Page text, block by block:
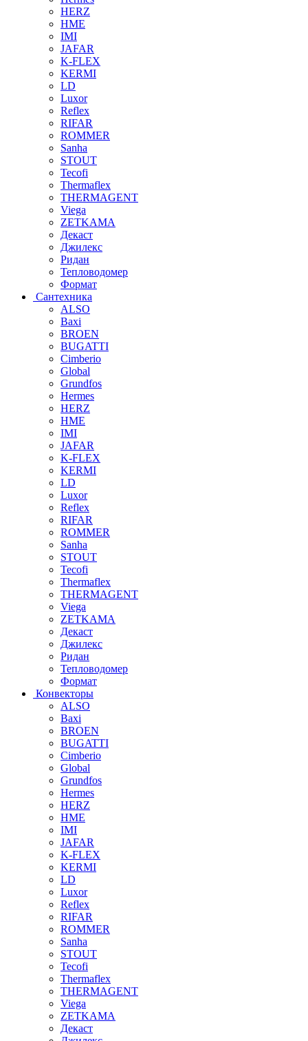
HERZ
HME
IMI
JAFAR
K-FLEX
KERMI
LD
Luxor
Reflex
RIFAR
ROMMER
Sanha
STOUT
Tecofi
Thermaflex
THERMAGENT
Viega
ZETKAMA
Декаст
Джилекс
Ридан
Тепловодомер
Формат
Сантехника
ALSO
Baxi
BROEN
BUGATTI
Cimberio
Global
Grundfos
Hermes
HERZ
HME
IMI
JAFAR
K-FLEX
KERMI
LD
Luxor
Reflex
RIFAR
ROMMER
Sanha
STOUT
Tecofi
Thermaflex
THERMAGENT
Viega
ZETKAMA
Декаст
Джилекс
Ридан
Тепловодомер
Формат
Конвекторы
ALSO
Baxi
BROEN
BUGATTI
Cimberio
Global
Grundfos
Hermes
HERZ
HME
IMI
JAFAR
K-FLEX
KERMI
LD
Luxor
Reflex
RIFAR
ROMMER
Sanha
STOUT
Tecofi
Thermaflex
THERMAGENT
Viega
ZETKAMA
Декаст